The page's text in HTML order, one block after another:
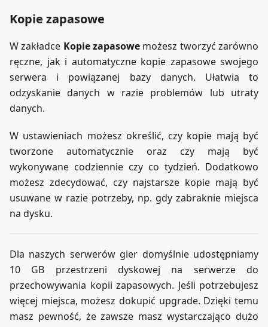
Kopie zapasowe
W zakładce Kopie zapasowe możesz tworzyć zarówno
ręczne, jak i automatyczne kopie zapasowe swojego
serwera i powiązanej bazy danych. Ułatwia to
odzyskanie danych w razie problemów lub utraty
danych.
W ustawieniach możesz określić, czy kopie mają być
tworzone automatycznie oraz czy mają być
wykonywane codziennie czy co tydzień. Dodatkowo
możesz zdecydować, czy najstarsze kopie mają być
usuwane w razie potrzeby, np. gdy zabraknie miejsca
na dysku.
Dla naszych serwerów gier domyślnie udostępniamy
10 GB przestrzeni dyskowej na serwerze do
przechowywania kopii zapasowych. Jeśli potrzebujesz
więcej miejsca, możesz dokupić upgrade. Dzięki temu
masz pewność, że zawsze masz wystarczająco dużo